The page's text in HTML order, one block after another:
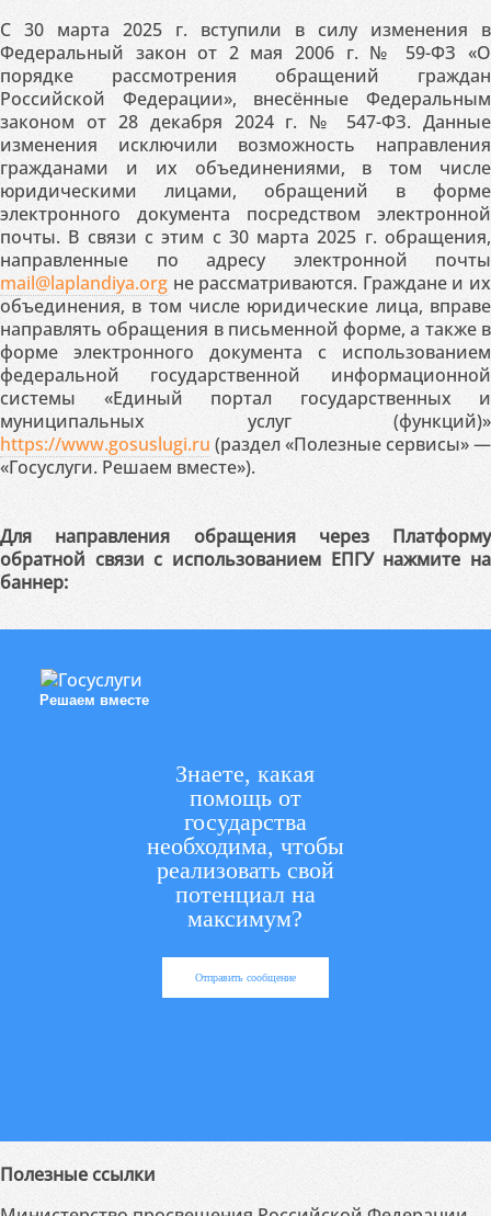
С 30 марта 2025 г. вступили в силу изменения в
Федеральный закон от 2 мая 2006 г. № 59-ФЗ «О
порядке рассмотрения обращений граждан
Российской Федерации», внесённые Федеральным
законом от 28 декабря 2024 г. № 547-ФЗ. Данные
изменения исключили возможность направления
гражданами и их объединениями, в том числе
юридическими лицами, обращений в форме
электронного документа посредством электронной
почты. В связи с этим с 30 марта 2025 г. обращения,
направленные по адресу электронной почты
mail@laplandiya.org не рассматриваются. Граждане и их
объединения, в том числе юридические лица, вправе
направлять обращения в письменной форме, а также в
форме электронного документа с использованием
федеральной государственной информационной
системы «Единый портал государственных и
муниципальных услуг (функций)»
https://www.gosuslugi.ru (раздел «Полезные сервисы» —
«Госуслуги. Решаем вместе»).
Для направления обращения через Платформу
обратной связи с использованием ЕПГУ нажмите на
баннер:
Решаем вместе
Знаете, какая
помощь от
государства
необходима, чтобы
реализовать свой
потенциал на
максимум?
Отправить сообщение
Полезные ссылки